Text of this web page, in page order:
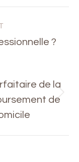
?
de la
de